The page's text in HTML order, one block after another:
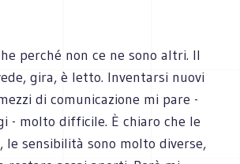
perché non ce ne sono altri. Il
gira, è letto. Inventarsi nuovi
di comunicazione mi pare -
- molto difficile. È chiaro che le
le sensibilità sono molto diverse,